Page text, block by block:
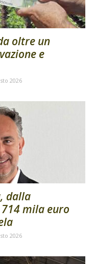
oltre un
e
2026
dalla
mila euro
2026